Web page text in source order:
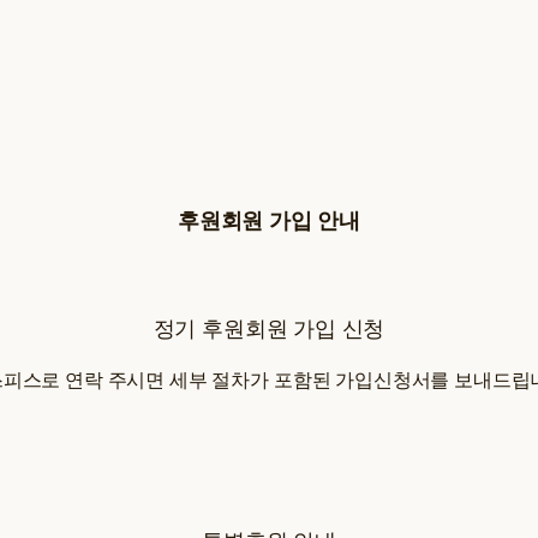
후원회원 가입 안내
정기 후원회원 가입 신청
스로 연락 주시면 세부 절차가 포함된 가입신청서를 보내드